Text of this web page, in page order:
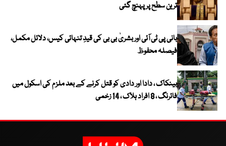
ترین سطح پر پہنچ گئی
بانی پی ٹی آئی اور بشریٰ بی بی کی قیدِ تنہائی کیس، دلائل مکمل،
فیصلہ محفوظ
بینکاک ، دادا اور دادی کو قتل کرنے کے بعد ملزم کی اسکول میں
فائرنگ ، 8 افراد ہلاک ، 14 زخمی